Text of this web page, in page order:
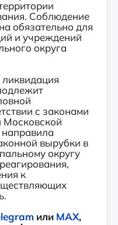
Соблюдение
обязательно для
и учреждений
округа
с законами
Московской
вырубки в
округу
к
или MAX,